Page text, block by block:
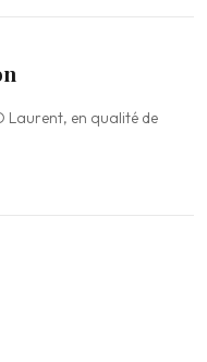
Laurent, en qualité de